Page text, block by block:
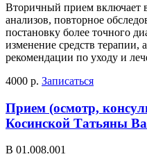
Вторичный прием включает
анализов, повторное
постановку более точного
изменение средств терапии,
рекомендации по уходу и
4000 р. Записаться
Прием (осмотр,
Косинской Татьяны
В 01.008.001